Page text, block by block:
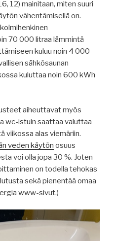
12) mainitaan, miten suuri
vähentämisellä on.
70 000 litraa lämmintä
kuluu noin 4 000
sähkösaunan
kuluttaa noin 600 kWh
aiheuttavat myös
wc-istuin saattaa valuttaa
viikossa alas viemäriin.
veden käytön osuus
voi olla jopa 30 %. Joten
on todella tehokas
sekä pienentää omaa
www-sivut.)